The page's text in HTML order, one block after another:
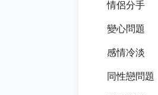
情侶分手
變心問題
感情冷淡
同性戀問題